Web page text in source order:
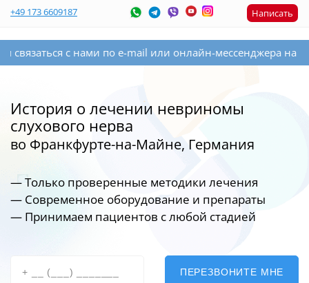
+49 173 6609187 Написать
с нами по e-mail или онлайн-мессенджера на
История о лечении невриномы
слухового нерва
во Франкфурте-на-Майне, Германия
— Только проверенные методики лечения
— Современное оборудование и препараты
— Принимаем пациентов с любой стадией
ПЕРЕЗВОНИТЕ МНЕ